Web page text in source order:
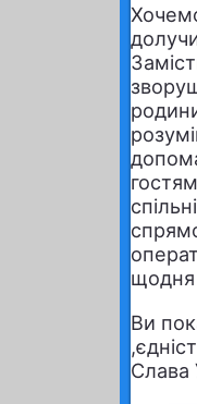
щодня
Ви
Слава